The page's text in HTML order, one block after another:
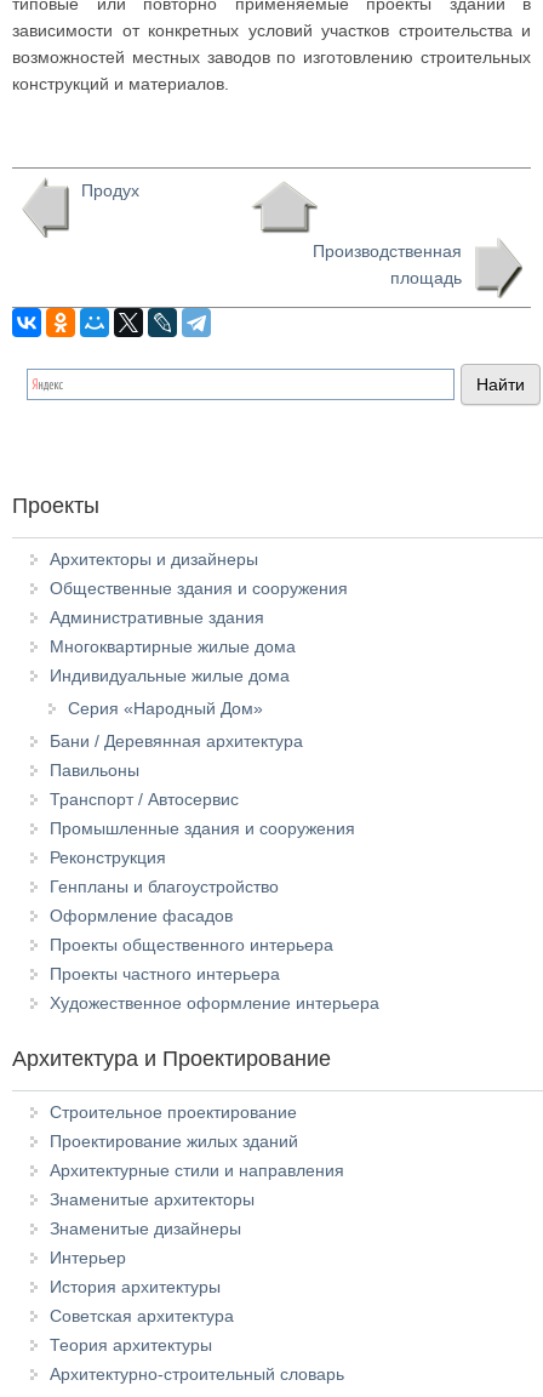
зависимости от конкретных условий участков строительства и
возможностей местных заводов по изготовлению строительных
конструкций и материалов.
Продух
Производственная
площадь
Проекты
Архитекторы и дизайнеры
Общественные здания и сооружения
Административные здания
Многоквартирные жилые дома
Индивидуальные жилые дома
Серия «Народный Дом»
Бани / Деревянная архитектура
Павильоны
Транспорт / Автосервис
Промышленные здания и сооружения
Реконструкция
Генпланы и благоустройство
Оформление фасадов
Проекты общественного интерьера
Проекты частного интерьера
Художественное оформление интерьера
Архитектура и Проектирование
Строительное проектирование
Проектирование жилых зданий
Архитектурные стили и направления
Знаменитые архитекторы
Знаменитые дизайнеры
Интерьер
История архитектуры
Советская архитектура
Теория архитектуры
Архитектурно-строительный словарь